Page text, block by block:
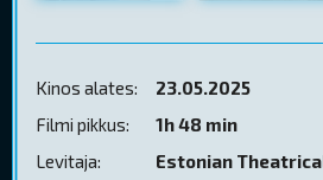
Kinos alates:
23.05.2025
Filmi pikkus:
1h 48 min
Levitaja:
Estonian